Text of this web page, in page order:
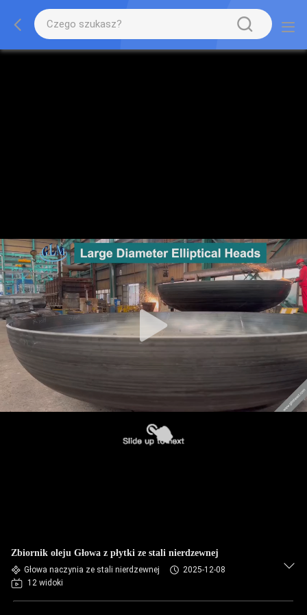
Zbiornik oleju Głowa z płytki ze stali nierdzewnej
Głowa naczynia ze stali nierdzewnej
2025-12-08
12 widoki